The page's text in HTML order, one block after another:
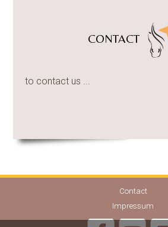
CONTACT
to contact us ...
Contact
Impressum